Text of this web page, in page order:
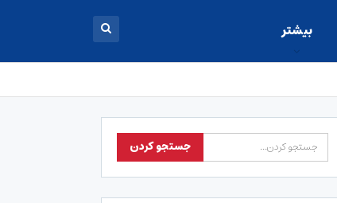
بیشتر